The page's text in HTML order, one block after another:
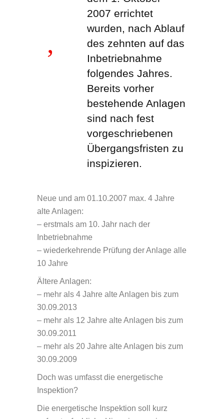
2007 errichtet
wurden, nach Ablauf
des zehnten auf das
Inbetriebnahme
folgendes Jahres.
Bereits vorher
bestehende Anlagen
sind nach fest
vorgeschriebenen
Übergangsfristen zu
inspizieren.
Neue und am 01.10.2007 max. 4 Jahre
alte Anlagen:
– erstmals am 10. Jahr nach der
Inbetriebnahme
– wiederkehrende Prüfung der Anlage alle
10 Jahre
Ältere Anlagen:
– mehr als 4 Jahre alte Anlagen bis zum
30.09.2013
– mehr als 12 Jahre alte Anlagen bis zum
30.09.2011
– mehr als 20 Jahre alte Anlagen bis zum
30.09.2009
Doch was umfasst die energetische
Inspektion?
Die energetische Inspektion soll kurz